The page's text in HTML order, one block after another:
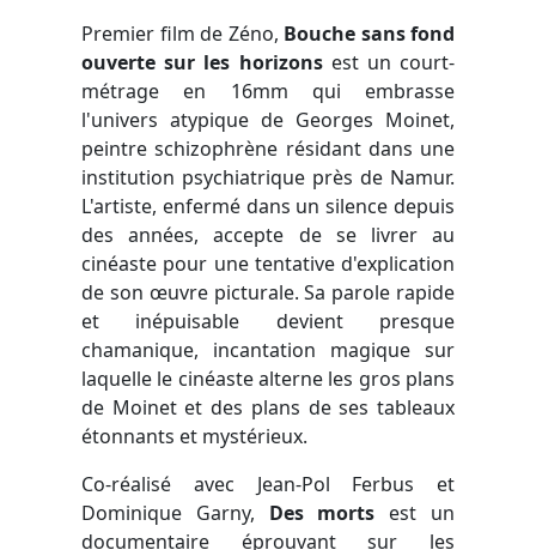
Premier film de Zéno, Bouche sans fond
ouverte sur les horizons est un court-
métrage en 16mm qui embrasse
l'univers atypique de Georges Moinet,
peintre schizophrène résidant dans une
institution psychiatrique près de Namur.
L'artiste, enfermé dans un silence depuis
des années, accepte de se livrer au
cinéaste pour une tentative d'explication
de son œuvre picturale. Sa parole rapide
et inépuisable devient presque
chamanique, incantation magique sur
laquelle le cinéaste alterne les gros plans
de Moinet et des plans de ses tableaux
étonnants et mystérieux.
Co-réalisé avec Jean-Pol Ferbus et
Dominique Garny, Des morts est un
documentaire éprouvant sur les